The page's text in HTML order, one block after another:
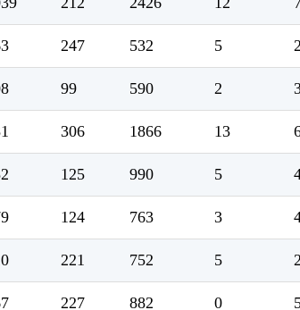
247 532 5
99 590 2
306 1866 13
125 990 5
124 763 3
221 752 5
227 882 0